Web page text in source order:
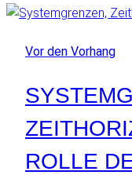
Vor den Vorhang
ROLLE